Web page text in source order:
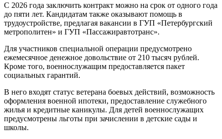
С 2026 года заключить контракт можно на срок от одного года
до пяти лет. Кандидатам также оказывают помощь в
трудоустройстве, предлагая вакансии в ГУП «Петербургский
метрополитен» и ГУП «Пассажиравтотранс».
Для участников специальной операции предусмотрено
ежемесячное денежное довольствие от 210 тысяч рублей.
Кроме того, военнослужащим предоставляется пакет
социальных гарантий.
В него входят статус ветерана боевых действий, возможность
оформления военной ипотеки, предоставление служебного
жилья и кредитные каникулы. Для детей военнослужащих
предусмотрены льготы при зачислении в детские сады и
школы.